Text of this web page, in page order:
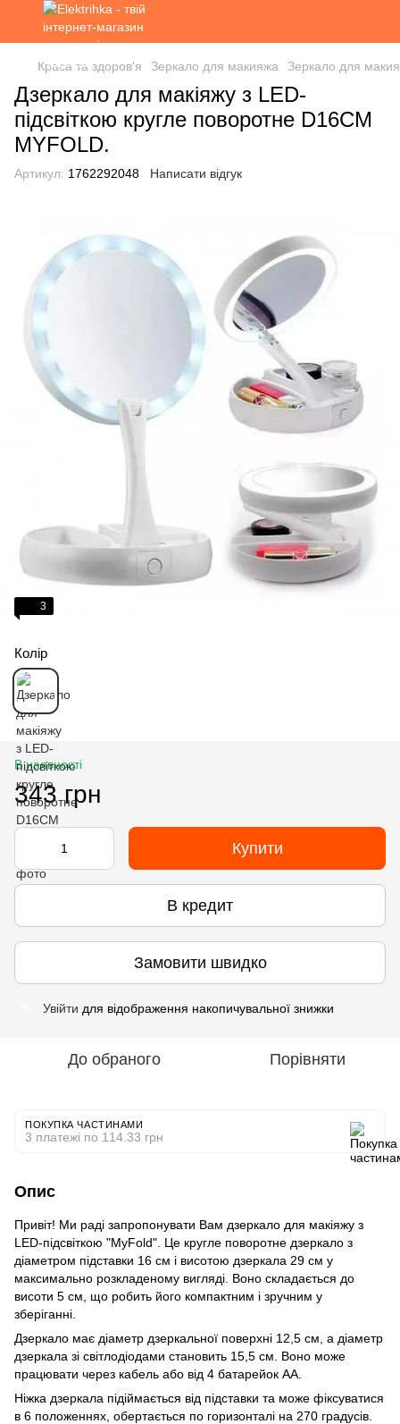
Краса та здоров'я Зеркало для макияжа Зеркало для
Дзеркало для макіяжу з LED-
підсвіткою кругле поворотне D16СМ
MYFOLD.
Артикул: 1762292048 Написати відгук
3
Колір
В наявності
343 грн
Купити
В кредит
Замовити швидко
Увійти для відображення накопичувальної знижки
До обраного Порівняти
ПОКУПКА ЧАСТИНАМИ
3 платежі по 114.33 грн
Опис
Привіт! Ми раді запропонувати Вам дзеркало для макіяжу з
LED-підсвіткою "MyFold". Це кругле поворотне дзеркало з
діаметром підставки 16 см і висотою дзеркала 29 см у
максимально розкладеному вигляді. Воно складається до
висоти 5 см, що робить його компактним і зручним у
зберіганні.
Дзеркало має діаметр дзеркальної поверхні 12,5 см, а діаметр
дзеркала зі світлодіодами становить 15,5 см. Воно може
працювати через кабель або від 4 батарейок AA.
Ніжка дзеркала підіймається від підставки та може фіксуватися
в 6 положеннях, обертається по горизонталі на 270 градусів.